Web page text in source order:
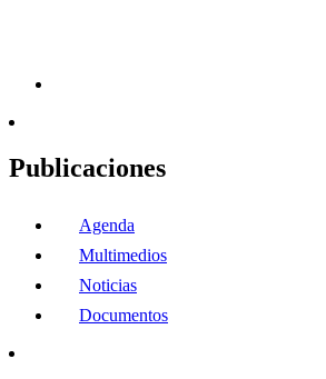
Publicaciones
Agenda
Multimedios
Noticias
Documentos